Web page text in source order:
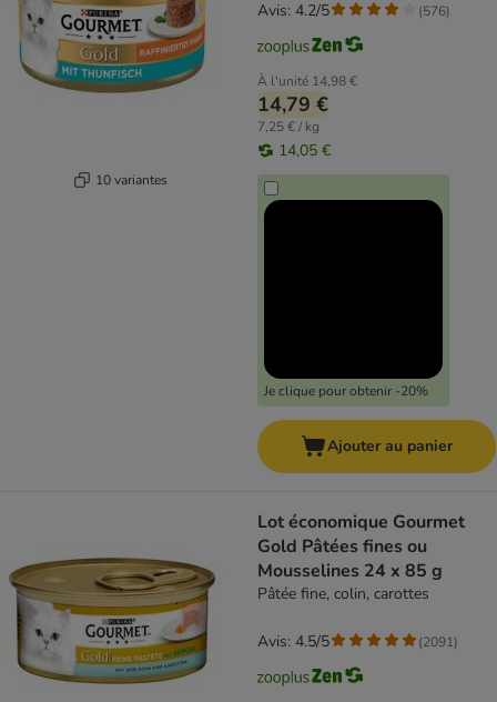
10 variantes
À l'unité 14,98 €
14,79 €
7,25 € / kg
14,05 €
Je clique pour obtenir -20%
Avis: 4.2/5 (576)
Ajouter au panier
Lot économique Gourmet
Gold Pâtées fines ou
Mousselines 24 x 85 g
Pâtée fine, colin, carottes
Avis: 4.5/5 (2091)